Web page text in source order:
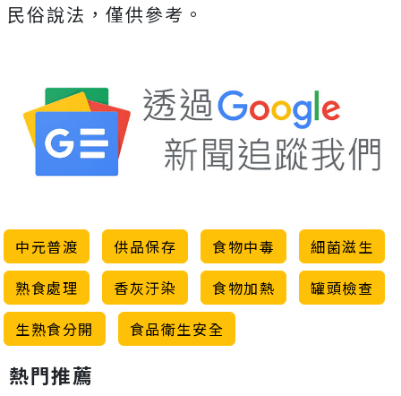
民俗說法，僅供參考。
中元普渡 供品保存 食物中毒
細菌滋生
熟食處理
香灰汙染 食物加熱
罐頭檢查
生熟食分開
食品衛生安全
熱門推薦